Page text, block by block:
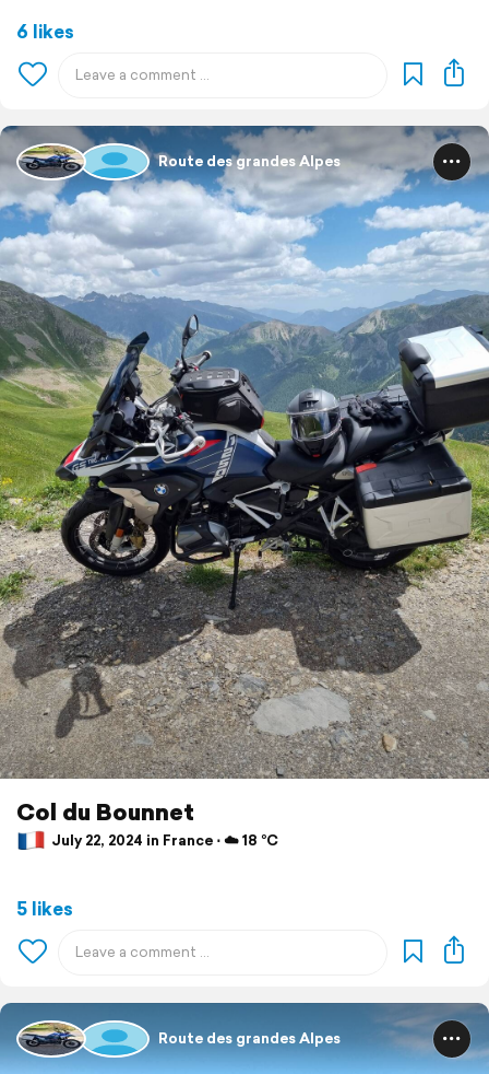
6 likes
Route des grandes Alpes
Col du Bounnet
July 22, 2024 in France ⋅ ☁️ 18 °C
5 likes
Route des grandes Alpes